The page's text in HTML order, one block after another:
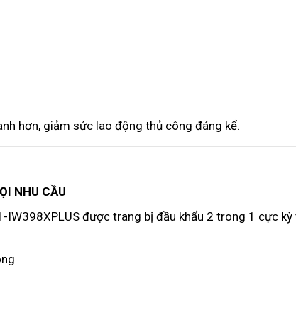
hơn, giảm sức lao động thủ công đáng kể.
NHU CẦU
được trang bị đầu khẩu 2 trong 1 cực kỳ